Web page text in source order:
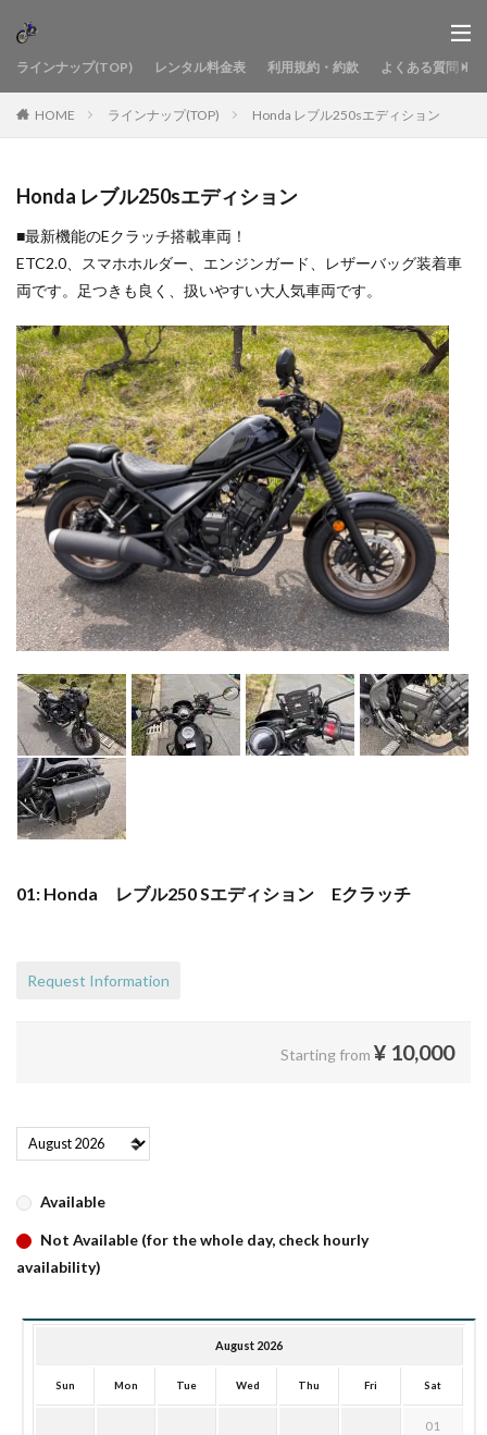
ラインナップ(TOP) レンタル料金表 利用規約・約款 よくある質問
HOME ラインナップ(TOP) Honda レブル250sエディション
Honda レブル250sエディション
■最新機能のEクラッチ搭載車両！
ETC2.0、スマホホルダー、エンジンガード、レザーバッグ装着車
両です。足つきも良く、扱いやすい大人気車両です。
01: Honda レブル250 Sエディション Eクラッチ
Request Information
Starting from ¥ 10,000
Available
Not Available (for the whole day, check hourly
availability)
August 2026
Sun Mon Tue Wed Thu Fri Sat
01